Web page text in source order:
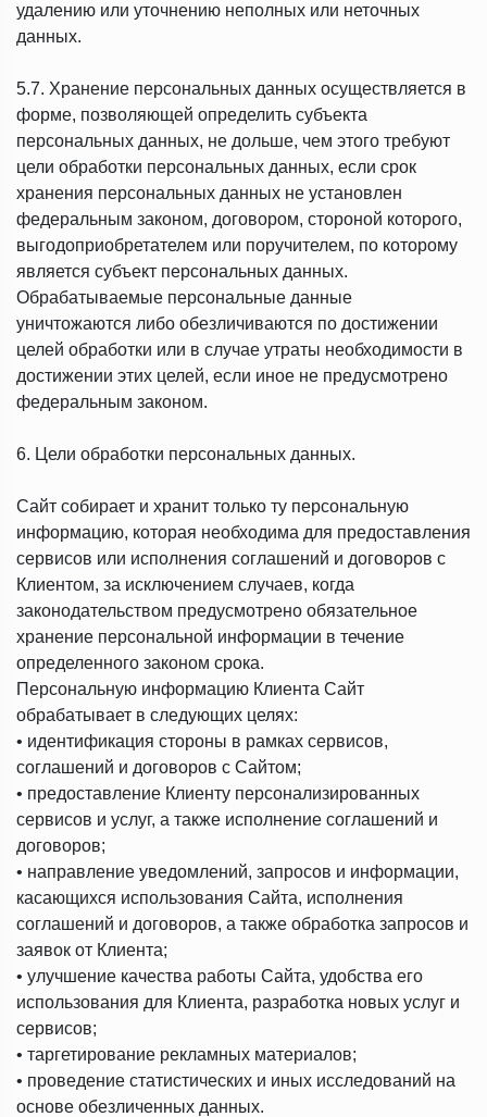
удалению или уточнению неполных или неточных
данных.
5.7. Хранение персональных данных осуществляется в
форме, позволяющей определить субъекта
персональных данных, не дольше, чем этого требуют
цели обработки персональных данных, если срок
хранения персональных данных не установлен
федеральным законом, договором, стороной которого,
выгодоприобретателем или поручителем, по которому
является субъект персональных данных.
Обрабатываемые персональные данные
уничтожаются либо обезличиваются по достижении
целей обработки или в случае утраты необходимости в
достижении этих целей, если иное не предусмотрено
федеральным законом.
6. Цели обработки персональных данных.
Сайт собирает и хранит только ту персональную
информацию, которая необходима для предоставления
сервисов или исполнения соглашений и договоров с
Клиентом, за исключением случаев, когда
законодательством предусмотрено обязательное
хранение персональной информации в течение
определенного законом срока.
Персональную информацию Клиента Сайт
обрабатывает в следующих целях:
• идентификация стороны в рамках сервисов,
соглашений и договоров с Сайтом;
• предоставление Клиенту персонализированных
сервисов и услуг, а также исполнение соглашений и
договоров;
• направление уведомлений, запросов и информации,
касающихся использования Сайта, исполнения
соглашений и договоров, а также обработка запросов и
заявок от Клиента;
• улучшение качества работы Сайта, удобства его
использования для Клиента, разработка новых услуг и
сервисов;
• таргетирование рекламных материалов;
• проведение статистических и иных исследований на
основе обезличенных данных.